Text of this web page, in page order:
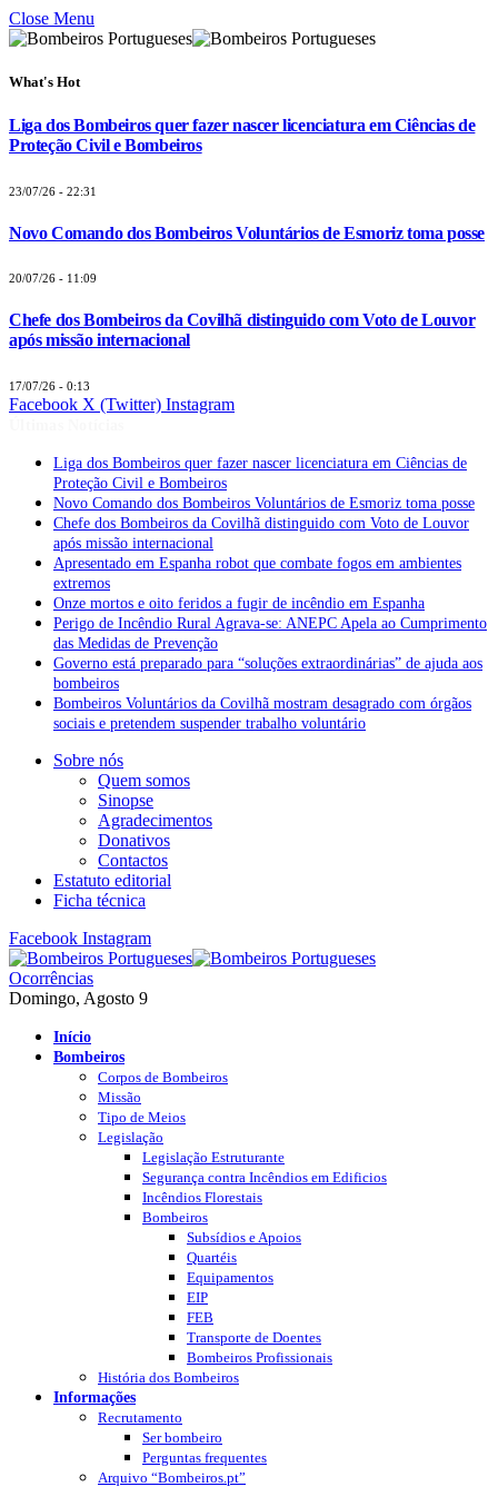
Close Menu
What's Hot
Liga dos Bombeiros quer fazer nascer licenciatura em Ciências de
Proteção Civil e Bombeiros
23/07/26 - 22:31
Novo Comando dos Bombeiros Voluntários de Esmoriz toma posse
20/07/26 - 11:09
Chefe dos Bombeiros da Covilhã distinguido com Voto de Louvor
após missão internacional
17/07/26 - 0:13
Facebook X (Twitter) Instagram
Liga dos Bombeiros quer fazer nascer licenciatura em Ciências de
Proteção Civil e Bombeiros
Novo Comando dos Bombeiros Voluntários de Esmoriz toma posse
Chefe dos Bombeiros da Covilhã distinguido com Voto de Louvor
após missão internacional
Apresentado em Espanha robot que combate fogos em ambientes
extremos
Onze mortos e oito feridos a fugir de incêndio em Espanha
Perigo de Incêndio Rural Agrava-se: ANEPC Apela ao Cumprimento
das Medidas de Prevenção
Governo está preparado para “soluções extraordinárias” de ajuda aos
bombeiros
Bombeiros Voluntários da Covilhã mostram desagrado com órgãos
sociais e pretendem suspender trabalho voluntário
Sobre nós
Quem somos
Sinopse
Agradecimentos
Donativos
Contactos
Estatuto editorial
Ficha técnica
Facebook Instagram
Ocorrências
Domingo, Agosto 9
Início
Bombeiros
Corpos de Bombeiros
Missão
Tipo de Meios
Legislação
Legislação Estruturante
Segurança contra Incêndios em Edificios
Incêndios Florestais
Bombeiros
Subsídios e Apoios
Quartéis
Equipamentos
EIP
FEB
Transporte de Doentes
Bombeiros Profissionais
História dos Bombeiros
Informações
Recrutamento
Ser bombeiro
Perguntas frequentes
Arquivo “Bombeiros.pt”